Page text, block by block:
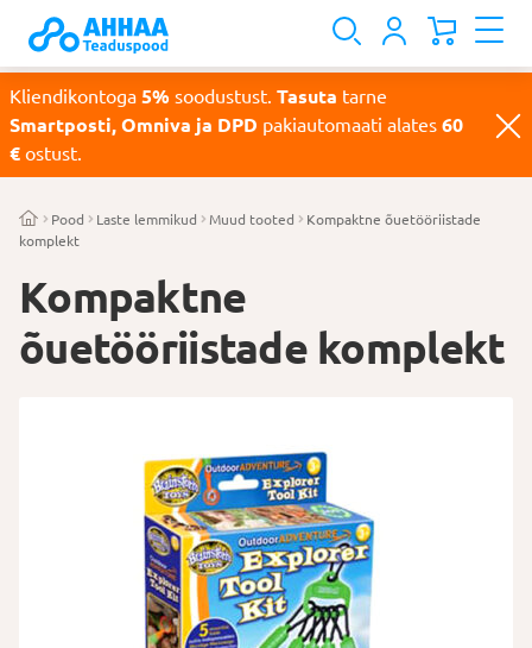
Kliendikontoga 5% soodustust. Tasuta tarne
Smartposti, Omniva ja DPD pakiautomaati alates 60
€ ostust.
Pood Laste lemmikud Muud tooted
Kompaktne õuetööriistade
komplekt
Kompaktne
õuetööriistade komplekt